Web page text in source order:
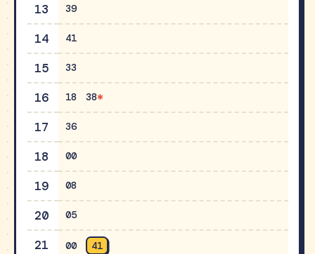
13 39
14 41
15 33
16 18 38
17 36
18 00
19 08
20 05
21 00 41